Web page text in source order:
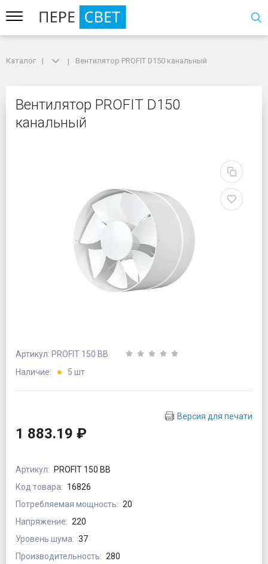
Вентилятор PROFIT D150 канальный
Каталог Вентилятор PROFIT D150 канальный
Вентилятор PROFIT D150
канальный
Артикул: PROFIT 150 BB
Наличие:
5 шт
Версия для печати
1 883.19 ₽
Артикул:
PROFIT 150 BB
Код товара: 16826
Потребляемая мощность: 20
Напряжение: 220
Уровень шума: 37
Производительность: 280